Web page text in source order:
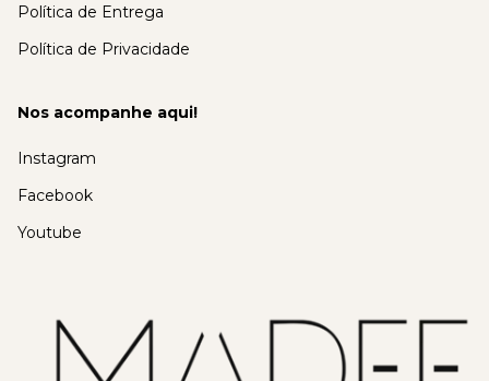
Política de Entrega
Política de Privacidade
Nos acompanhe aqui!
Instagram
Facebook
Youtube